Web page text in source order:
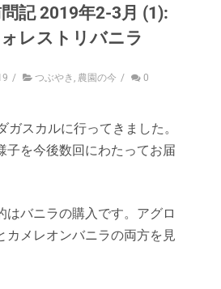
記 2019年2-3月 (1):
レストリバニラ
/ つぶやき 農園の今 /
0
スカルに行ってきました。
子を今後数回にわたってお届
はバニラの購入です。アグロ
カメレオンバニラの両方を見